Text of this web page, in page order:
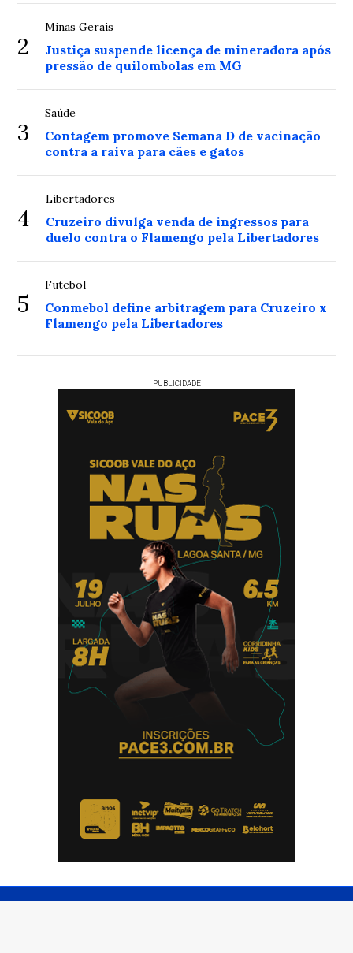
2
Minas Gerais
Justiça suspende licença de mineradora após
pressão de quilombolas em MG
3
Saúde
Contagem promove Semana D de vacinação
contra a raiva para cães e gatos
4
Libertadores
Cruzeiro divulga venda de ingressos para
duelo contra o Flamengo pela Libertadores
5
Futebol
Conmebol define arbitragem para Cruzeiro x
Flamengo pela Libertadores
PUBLICIDADE